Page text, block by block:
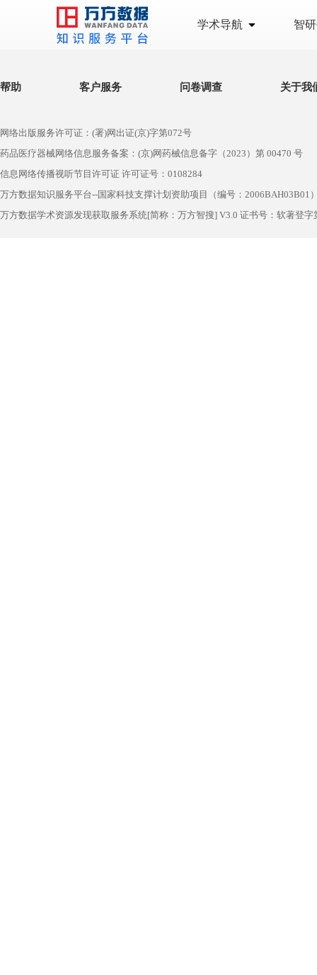
学术导航 智
帮助 客户服务 问卷调查 关于我
网络出版服务许可证：(署)网出证(京)字第072号
药品医疗器械网络信息服务备案：(京)网药械信息备字（2023）第 00470 号
信息网络传播视听节目许可证 许可证号：0108284
万方数据知识服务平台--国家科技支撑计划资助项目（编号：2006BAH03B01
万方数据学术资源发现获取服务系统[简称：万方智搜] V3.0 证书号：软著登字